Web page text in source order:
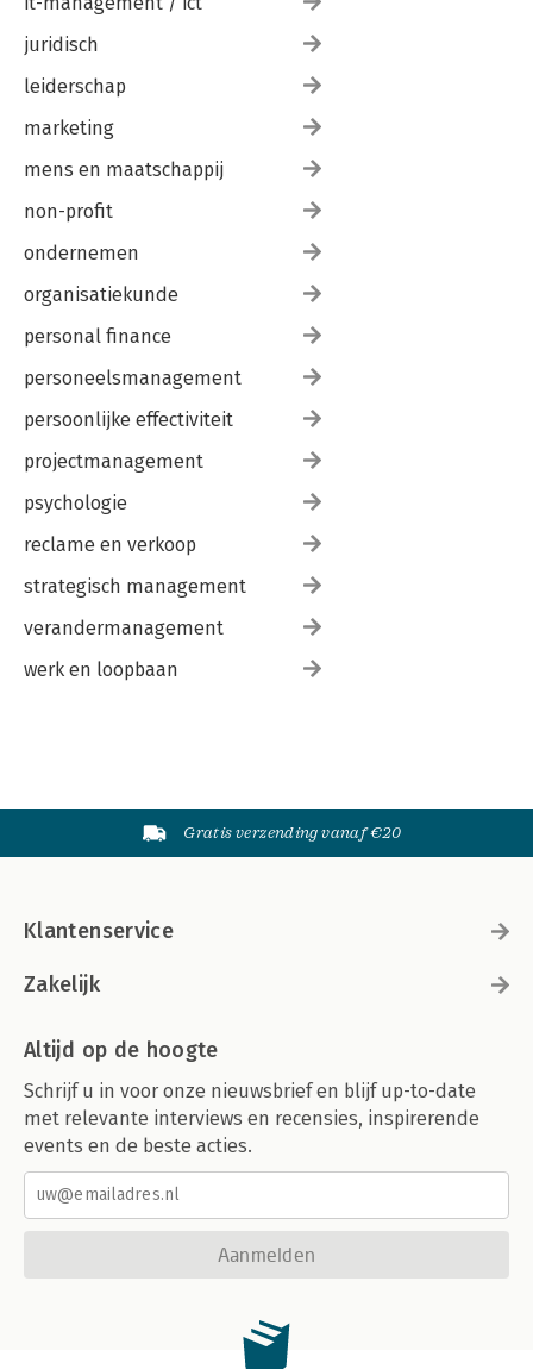
juridisch
leiderschap
marketing
mens en maatschappij
non-profit
ondernemen
organisatiekunde
personal finance
personeelsmanagement
persoonlijke effectiviteit
projectmanagement
psychologie
reclame en verkoop
strategisch management
verandermanagement
werk en loopbaan
Gratis verzending vanaf €20
Klantenservice
Zakelijk
Altijd op de hoogte
Schrijf u in voor onze nieuwsbrief en blijf up-to-date
met relevante interviews en recensies, inspirerende
events en de beste acties.
Aanmelden